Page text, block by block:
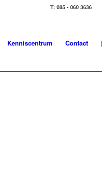
T: 085 - 060 3636
Kenniscentrum Contact